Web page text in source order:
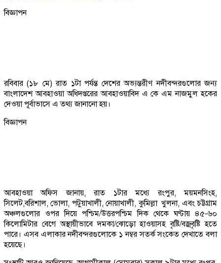
বিজ্ঞাপন
রবিবার (১৮ মে) রাত ১টা পর্যন্ত দেশের অভ্যন্তরীণ নদীবন্দরগুলোর জন্য
বাংলাদেশ আবহাওয়া অধিদপ্তরের আবহাওয়াবিদ এ কে এম নাজমুল হকের
দেওয়া পূর্বাভাসে এ তথ্য জানানো হয়।
বিজ্ঞাপন
আবহাওয়া অফিস জানায়, রাত ১টার মধ্যে রংপুর, ময়মনসিংহ,
সিলেট,বরিশাল, ভোলা, পটুয়াখালী, নোয়াখালী, কুমিল্লা খুলনা, এবং চট্টগ্রাম
অঞ্চলগুলোর ওপর দিয়ে পশ্চিম/উত্তরপশ্চিম দিক থেকে ঘণ্টায় ৪৫-৬০
কিলোমিটার বেগে অস্থায়ীভাবে দমকা/ঝোড়ো হাওয়াসহ বৃষ্টি/বজ্রবৃষ্টি হতে
পারে। এসব এলাকার নদীবন্দরগুলোকে ১ নম্বর সতর্ক সংকেত দেখাতে বলা
হয়েছে।